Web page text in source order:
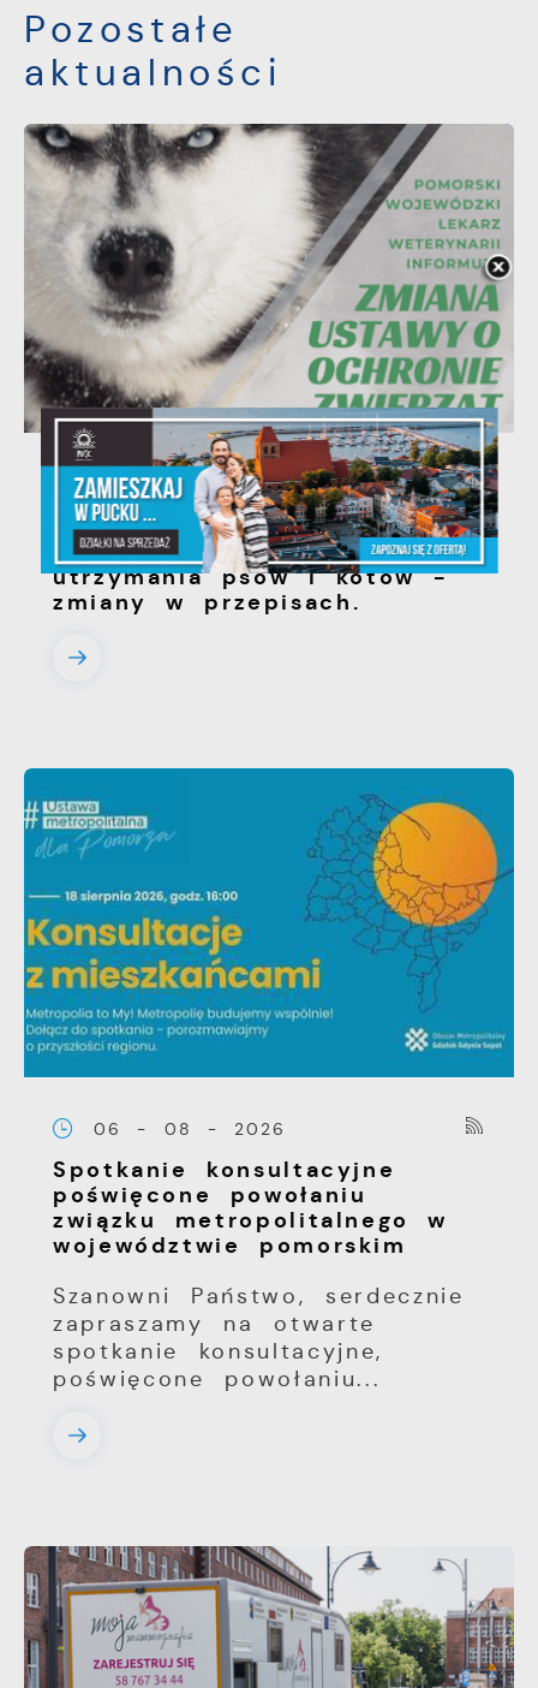
Pozostałe
aktualności
06 - 08 - 2026
Ustawa dotycząca ochrony
zwięrząt w zakresie
utrzymania psów i kotów -
zmiany w przepisach.
06 - 08 - 2026
Spotkanie konsultacyjne
poświęcone powołaniu
związku metropolitalnego w
województwie pomorskim
Szanowni Państwo, serdecznie
zapraszamy na otwarte
spotkanie konsultacyjne,
poświęcone powołaniu...